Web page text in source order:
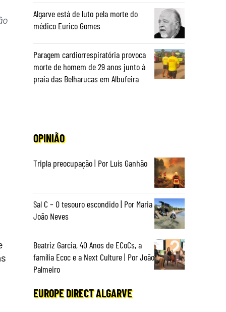
Algarve está de luto pela morte do
médico Eurico Gomes
Paragem cardiorrespiratória provoca
morte de homem de 29 anos junto à
praia das Belharucas em Albufeira
OPINIÃO
Tripla preocupação | Por Luís Ganhão
Sal C – O tesouro escondido | Por Maria
João Neves
Beatriz Garcia, 40 Anos de ECoCs, a
família Ecoc e a Next Culture | Por João
Palmeiro
EUROPE DIRECT ALGARVE